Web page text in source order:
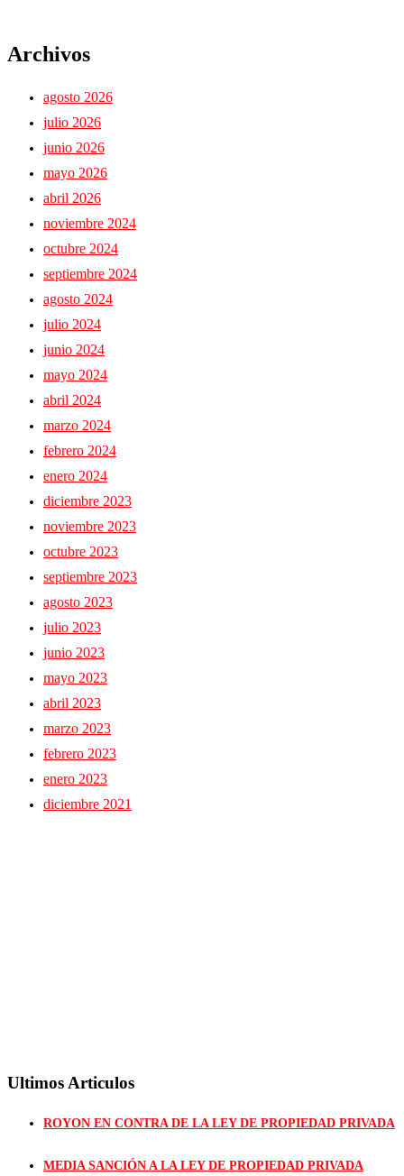
Archivos
agosto 2026
julio 2026
junio 2026
mayo 2026
abril 2026
noviembre 2024
octubre 2024
septiembre 2024
agosto 2024
julio 2024
junio 2024
mayo 2024
abril 2024
marzo 2024
febrero 2024
enero 2024
diciembre 2023
noviembre 2023
octubre 2023
septiembre 2023
agosto 2023
julio 2023
junio 2023
mayo 2023
abril 2023
marzo 2023
febrero 2023
enero 2023
diciembre 2021
Ultimos Articulos
ROYON EN CONTRA DE LA LEY DE PROPIEDAD PRIVADA
MEDIA SANCIÓN A LA LEY DE PROPIEDAD PRIVADA